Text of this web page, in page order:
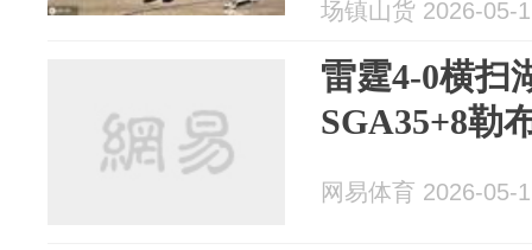
场镇山货 2026-05-
雷霆4-0横扫
SGA35+8勒
网易体育 2026-05-